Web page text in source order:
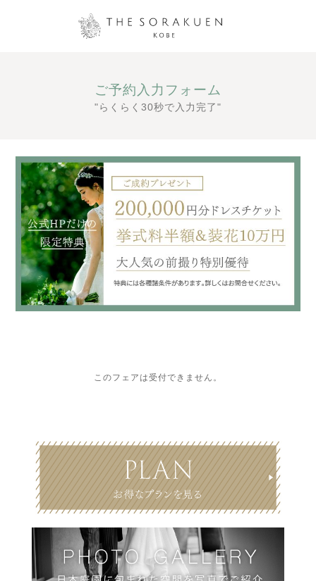
ご予約入力フォーム
"らくらく30秒で入力完了"
このフェアは受付できません。